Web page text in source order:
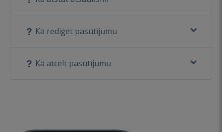
Kā rediģēt pasūtījumu
Kā atcelt pasūtījumu